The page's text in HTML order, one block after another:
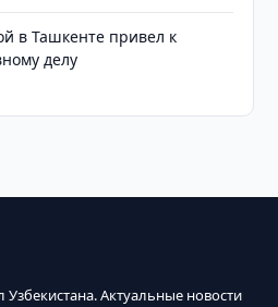
в Ташкенте привел к
делу
Актуальные новости